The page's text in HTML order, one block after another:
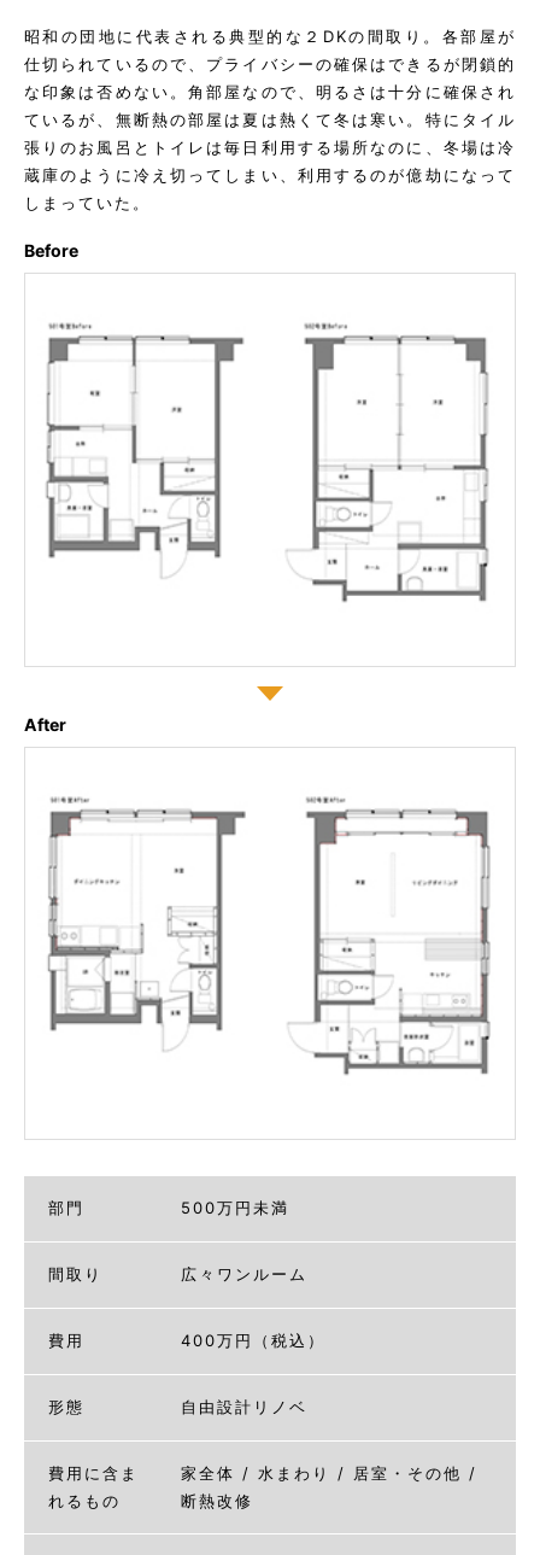
昭和の団地に代表される典型的な２DKの間取り。各部屋が
仕切られているので、プライバシーの確保はできるが閉鎖的
な印象は否めない。角部屋なので、明るさは十分に確保され
ているが、無断熱の部屋は夏は熱くて冬は寒い。特にタイル
張りのお風呂とトイレは毎日利用する場所なのに、冬場は冷
蔵庫のように冷え切ってしまい、利用するのが億劫になって
しまっていた。
Before
After
部門 500万円未満
間取り 広々ワンルーム
費用 400万円（税込）
形態 自由設計リノベ
費用に含ま
れるもの
家全体 / 水まわり / 居室・その他 /
断熱改修